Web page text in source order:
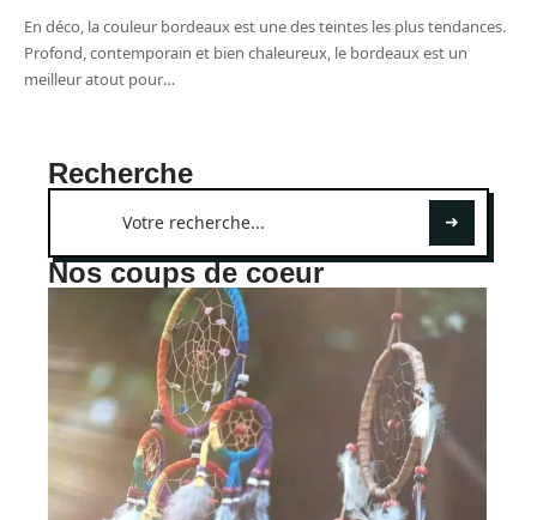
En déco, la couleur bordeaux est une des teintes les plus tendances.
Profond, contemporain et bien chaleureux, le bordeaux est un
meilleur atout pour…
Recherche
Nos coups de coeur